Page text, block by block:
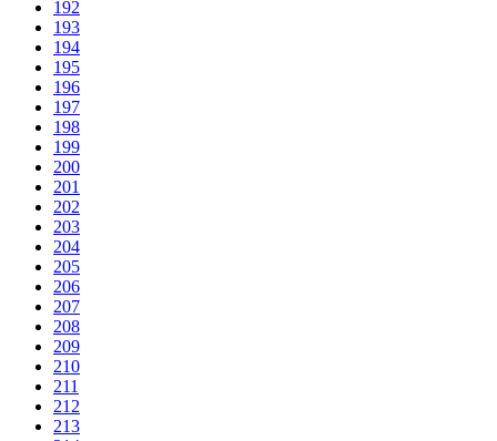
192
193
194
195
196
197
198
199
200
201
202
203
204
205
206
207
208
209
210
211
212
213